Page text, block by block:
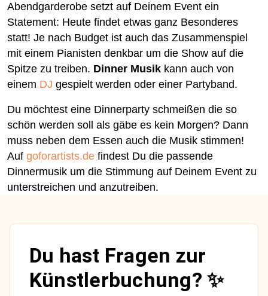
Abendgarderobe setzt auf Deinem Event ein
Statement: Heute findet etwas ganz Besonderes
statt! Je nach Budget ist auch das Zusammenspiel
mit einem Pianisten denkbar um die Show auf die
Spitze zu treiben. Dinner Musik kann auch von
einem DJ gespielt werden oder einer Partyband.
Du möchtest eine Dinnerparty schmeißen die so
schön werden soll als gäbe es kein Morgen? Dann
muss neben dem Essen auch die Musik stimmen!
Auf goforartists.de findest Du die passende
Dinnermusik um die Stimmung auf Deinem Event zu
unterstreichen und anzutreiben.
Du hast Fragen zur
Künstlerbuchung? ✨